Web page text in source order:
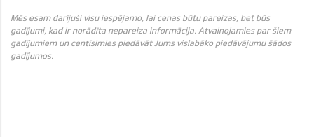
Mēs esam darījuši visu iespējamo, lai cenas būtu pareizas, bet būs
gadījumi, kad ir norādīta nepareiza informācija. Atvainojamies par šiem
gadījumiem un centīsimies piedāvāt Jums vislabāko piedāvājumu šādos
gadījumos.